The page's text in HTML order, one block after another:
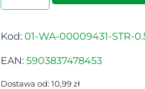
Kod: 01-WA-00009431-STR-
EAN: 5903837478453
Dostawa od: 10,99 zł